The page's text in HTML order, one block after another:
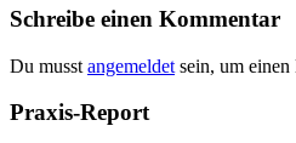
Schreibe einen Kommentar
Du musst angemeldet sein, um einen
Praxis-Report